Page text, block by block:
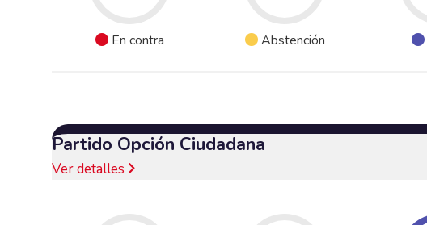
En contra Abstención
Partido Opción Ciudadana
Ver detalles